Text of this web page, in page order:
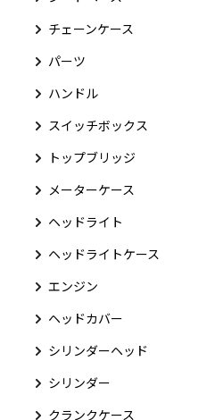
チェーンケース
パーツ
ハンドル
スイッチボックス
トップブリッジ
メーターケース
ヘッドライト
ヘッドライトケース
エンジン
ヘッドカバー
シリンダーヘッド
シリンダー
クランクケース